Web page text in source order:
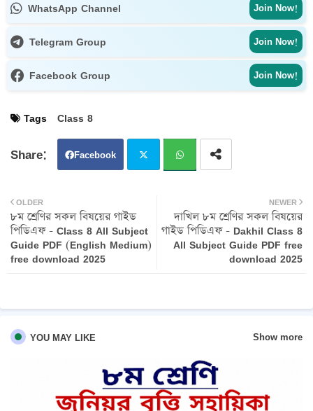
WhatsApp Channel Join Now!
Telegram Group Join Now!
Facebook Group Join Now!
Tags Class 8
Facebook
atsa
pp
NEWER
দাখিল ৮ম শ্রেণির সকল বিষয়ের
গাইড পিডিএফ - Dakhil Class 8
All Subject Guide PDF free
download 2025
OLDER
৮ম শ্রেণির সকল বিষয়ের গাইড
পিডিএফ - Class 8 All Subject
Guide PDF (English Medium)
free download 2025
YOU MAY LIKE Show more